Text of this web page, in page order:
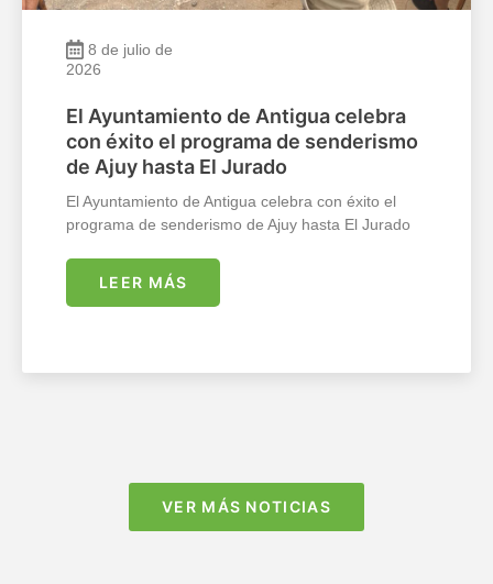
8 de julio de
2026
El Ayuntamiento de Antigua celebra
con éxito el programa de senderismo
de Ajuy hasta El Jurado
El Ayuntamiento de Antigua celebra con éxito el
programa de senderismo de Ajuy hasta El Jurado
LEER MÁS
VER MÁS NOTICIAS